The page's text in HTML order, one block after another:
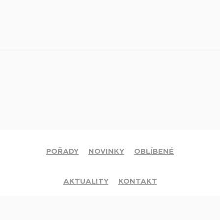
POŘADY NOVINKY OBLÍBENÉ
AKTUALITY KONTAKT